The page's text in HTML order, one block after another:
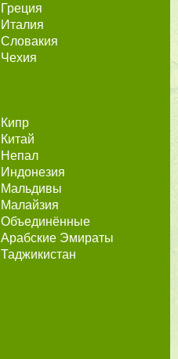
Греция
Италия
Словакия
Чехия
Кипр
Китай
Непал
Индонезия
Мальдивы
Малайзия
Объединённые
Арабские Эмираты
Таджикистан